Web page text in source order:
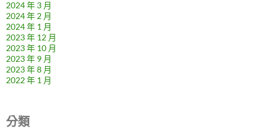
2024 年 3 月
2024 年 2 月
2024 年 1 月
2023 年 12 月
2023 年 10 月
2023 年 9 月
2023 年 8 月
2022 年 1 月
分類